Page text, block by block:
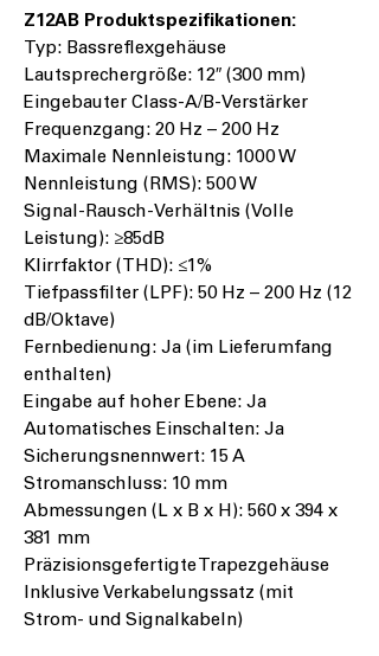
Z12AB Produktspezifikationen:
Typ: Bassreflexgehäuse
Lautsprechergröße: 12″ (300 mm)
Eingebauter Class-A/B-Verstärker
Frequenzgang: 20 Hz – 200 Hz
Maximale Nennleistung: 1000 W
Nennleistung (RMS): 500 W
Signal-Rausch-Verhältnis (Volle
Leistung): ≥85dB
Klirrfaktor (THD): ≤1%
Tiefpassfilter (LPF): 50 Hz – 200 Hz (12
dB/Oktave)
Fernbedienung: Ja (im Lieferumfang
enthalten)
Eingabe auf hoher Ebene: Ja
Automatisches Einschalten: Ja
Sicherungsnennwert: 15 A
Stromanschluss: 10 mm
Abmessungen (L x B x H): 560 x 394 x
381 mm
Präzisionsgefertigte Trapezgehäuse
Inklusive Verkabelungssatz (mit
Strom- und Signalkabeln)